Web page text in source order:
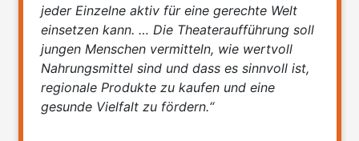
jeder Einzelne aktiv für eine gerechte Welt
einsetzen kann. … Die Theateraufführung soll
jungen Menschen vermitteln, wie wertvoll
Nahrungsmittel sind und dass es sinnvoll ist,
regionale Produkte zu kaufen und eine
gesunde Vielfalt zu fördern.“